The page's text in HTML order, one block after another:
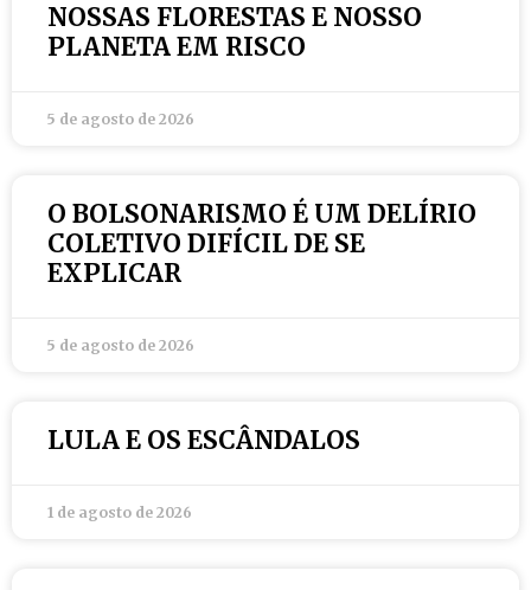
NOSSAS FLORESTAS E NOSSO
PLANETA EM RISCO
5 de agosto de 2026
O BOLSONARISMO É UM DELÍRIO
COLETIVO DIFÍCIL DE SE
EXPLICAR
5 de agosto de 2026
LULA E OS ESCÂNDALOS
1 de agosto de 2026